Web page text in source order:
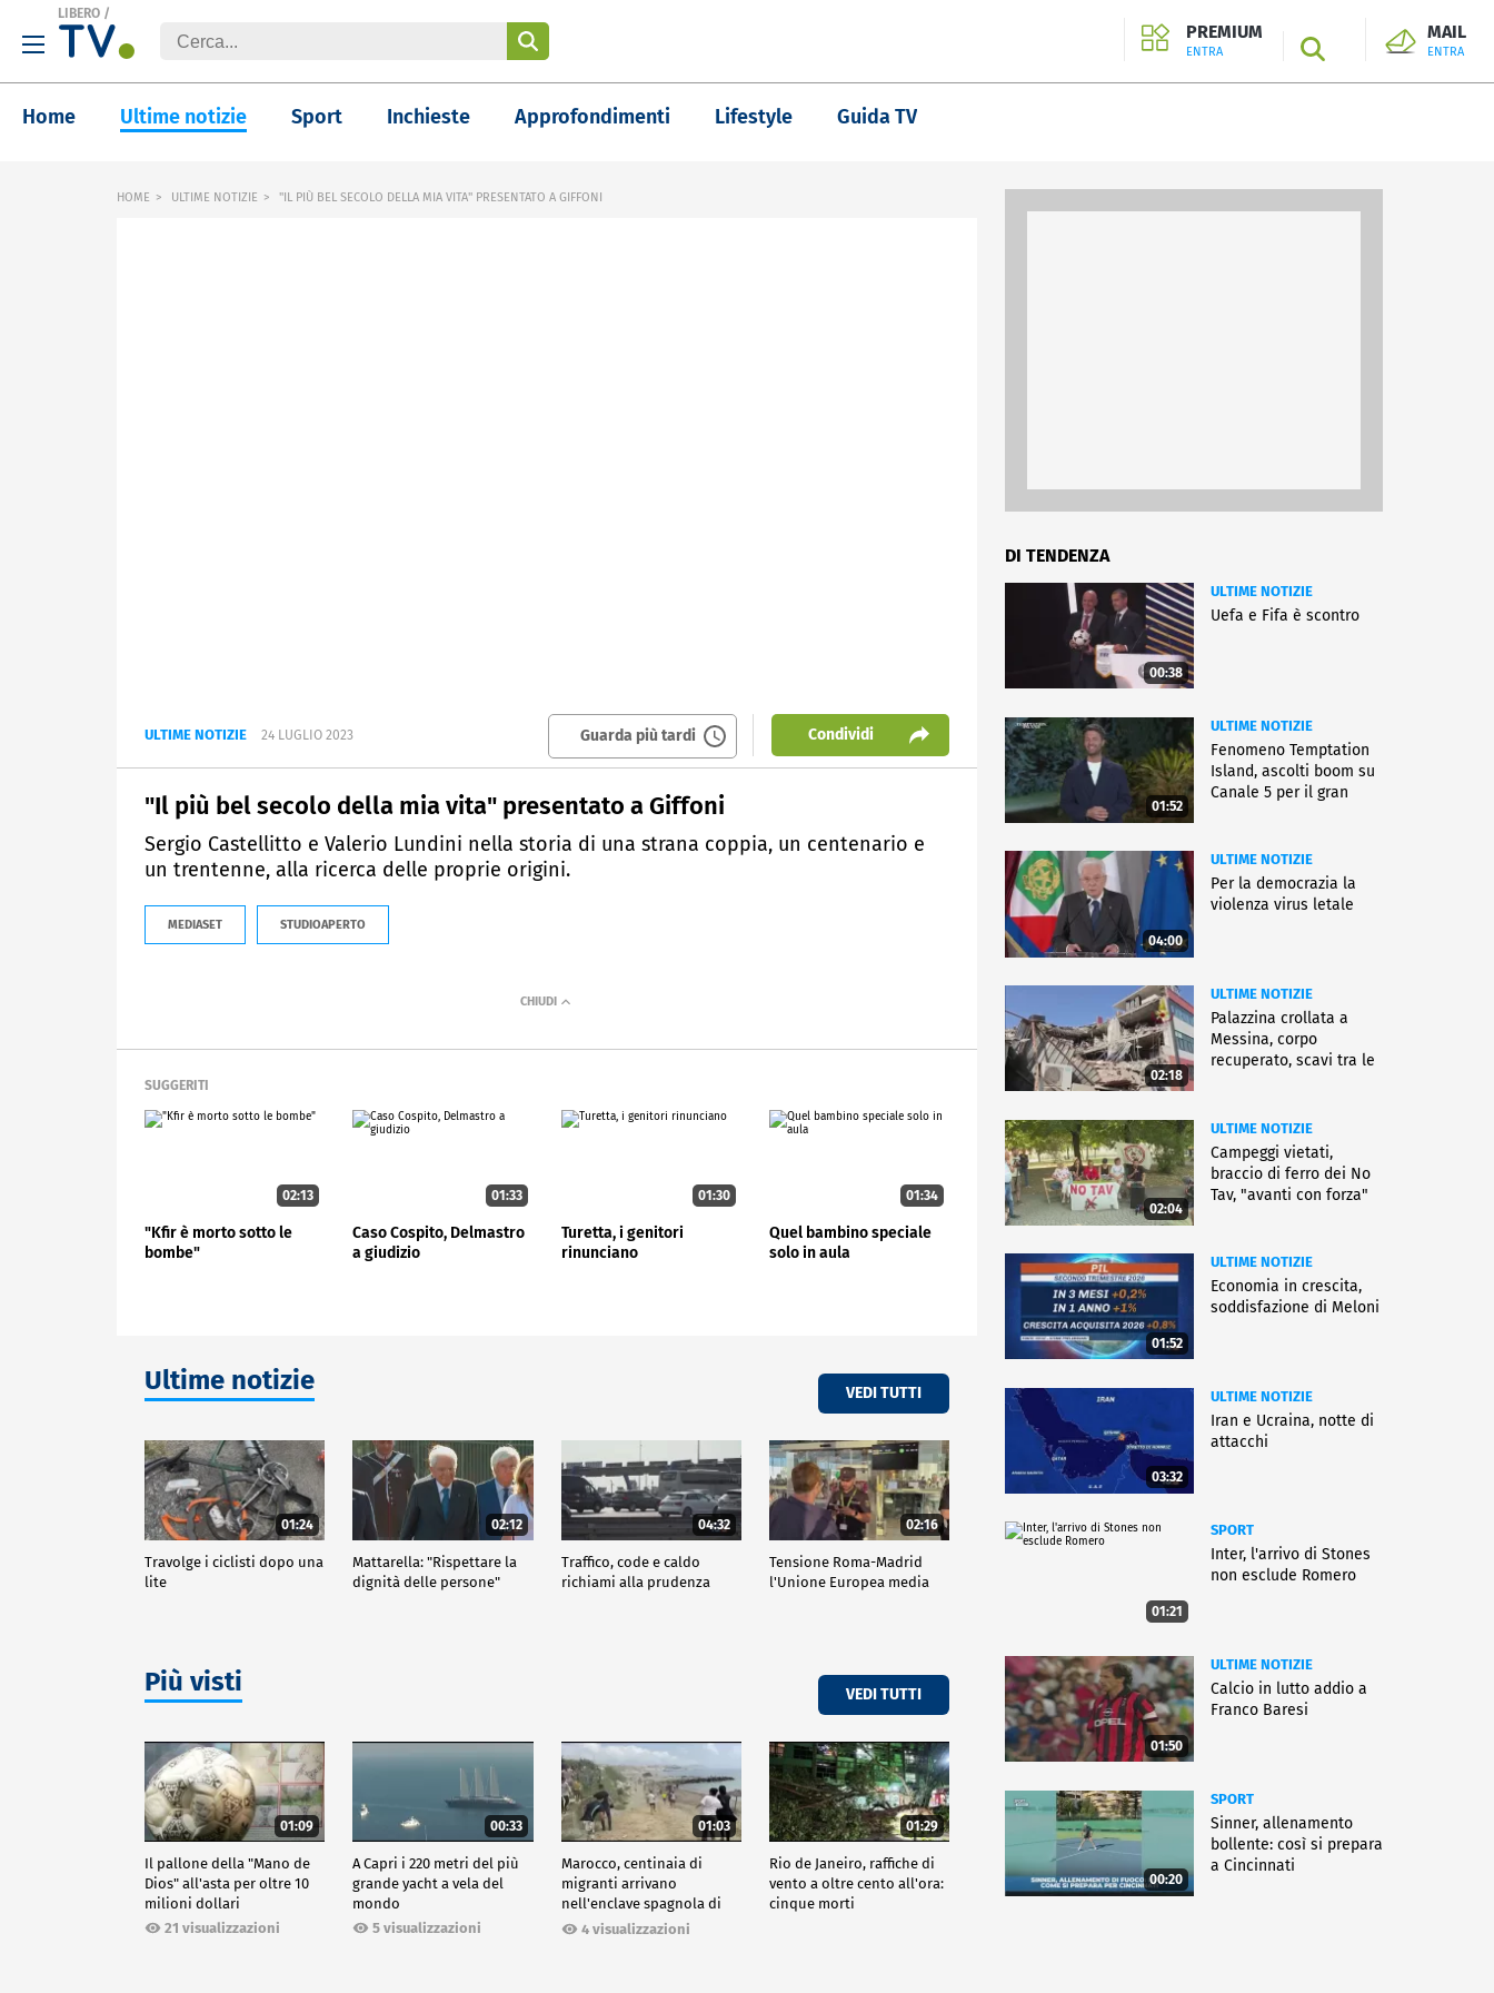
LIBERO /
PREMIUM
ENTRA SEARCH
MAIL
ENTRA
Home Ultime notizie Sport Inchieste Approfondimenti Lifestyle Guida TV
HOME ULTIME NOTIZIE "IL PIÙ BEL SECOLO DELLA MIA VITA" PRESENTATO A GIFFONI
ULTIME NOTIZIE 24 LUGLIO 2023 Guarda più tardi Condividi
"Il più bel secolo della mia vita" presentato a Giffoni
Sergio Castellitto e Valerio Lundini nella storia di una strana coppia, un centenario e
un trentenne, alla ricerca delle proprie origini.
MEDIASET STUDIOAPERTO
SUGGERITI
02:13
"Kfir è morto sotto le
bombe"
01:33
Caso Cospito, Delmastro
a giudizio
01:30
Turetta, i genitori
rinunciano
01:34
Quel bambino speciale
solo in aula
Ultime notizie VEDI TUTTI
01:24
Travolge i ciclisti dopo una
lite
02:12
Mattarella: "Rispettare la
dignità delle persone"
04:32
Traffico, code e caldo
richiami alla prudenza
02:16
Tensione Roma-Madrid
l'Unione Europea media
Più visti VEDI TUTTI
01:09
Il pallone della "Mano de
Dios" all'asta per oltre 10
milioni dollari
21 visualizzazioni
00:33
A Capri i 220 metri del più
grande yacht a vela del
mondo
5 visualizzazioni
01:03
Marocco, centinaia di
migranti arrivano
nell'enclave spagnola di
Ceuta4 visualizzazioni
01:29
Rio de Janeiro, raffiche di
vento a oltre cento all'ora:
cinque morti
DI TENDENZA
00:38
ULTIME NOTIZIE
Uefa e Fifa è scontro
01:52
ULTIME NOTIZIE
Fenomeno Temptation
Island, ascolti boom su
Canale 5 per il gran
04:00
ULTIME NOTIZIE
Per la democrazia la
violenza virus letale
02:18
ULTIME NOTIZIE
Palazzina crollata a
Messina, corpo
recuperato, scavi tra le
02:04
ULTIME NOTIZIE
Campeggi vietati,
braccio di ferro dei No
Tav, "avanti con forza"
01:52
ULTIME NOTIZIE
Economia in crescita,
soddisfazione di Meloni
03:32
ULTIME NOTIZIE
Iran e Ucraina, notte di
attacchi
01:21
SPORT
Inter, l'arrivo di Stones
non esclude Romero
01:50
ULTIME NOTIZIE
Calcio in lutto addio a
Franco Baresi
00:20
SPORT
Sinner, allenamento
bollente: così si prepara
a Cincinnati